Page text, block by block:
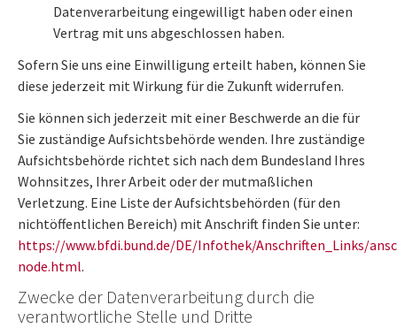
Datenverarbeitung eingewilligt haben oder einen
Vertrag mit uns abgeschlossen haben.
Sofern Sie uns eine Einwilligung erteilt haben, können Sie
diese jederzeit mit Wirkung für die Zukunft widerrufen.
Sie können sich jederzeit mit einer Beschwerde an die für
Sie zuständige Aufsichtsbehörde wenden. Ihre zuständige
Aufsichtsbehörde richtet sich nach dem Bundesland Ihres
Wohnsitzes, Ihrer Arbeit oder der mutmaßlichen
Verletzung. Eine Liste der Aufsichtsbehörden (für den
nichtöffentlichen Bereich) mit Anschrift finden Sie unter:
https://www.bfdi.bund.de/DE/Infothek/Anschriften_Links/
node.html.
Zwecke der Datenverarbeitung durch die
verantwortliche Stelle und Dritte